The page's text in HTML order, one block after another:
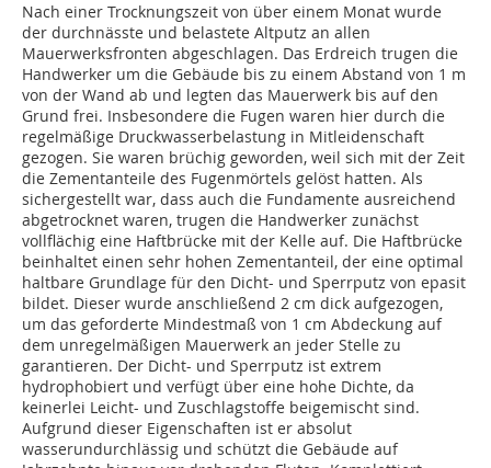
Nach einer Trocknungszeit von über einem Monat wurde
der durchnässte und belastete Altputz an allen
Mauerwerksfronten abgeschlagen. Das Erdreich trugen die
Handwerker um die Gebäude bis zu einem Abstand von 1 m
von der Wand ab und legten das Mauerwerk bis auf den
Grund frei. Insbesondere die Fugen waren hier durch die
regelmäßige Druckwasserbelastung in Mitleidenschaft
gezogen. Sie waren brüchig geworden, weil sich mit der Zeit
die Zementanteile des Fugenmörtels gelöst hatten. Als
sichergestellt war, dass auch die Fundamente ausreichend
abgetrocknet waren, trugen die Handwerker zunächst
vollflächig eine Haftbrücke mit der Kelle auf. Die Haftbrücke
beinhaltet einen sehr hohen Zementanteil, der eine optimal
haltbare Grundlage für den Dicht- und Sperrputz von epasit
bildet. Dieser wurde anschließend 2 cm dick aufgezogen,
um das geforderte Mindestmaß von 1 cm Abdeckung auf
dem unregelmäßigen Mauerwerk an jeder Stelle zu
garantieren. Der Dicht- und Sperrputz ist extrem
hydrophobiert und verfügt über eine hohe Dichte, da
keinerlei Leicht- und Zuschlagstoffe beigemischt sind.
Aufgrund dieser Eigenschaften ist er absolut
wasserundurchlässig und schützt die Gebäude auf